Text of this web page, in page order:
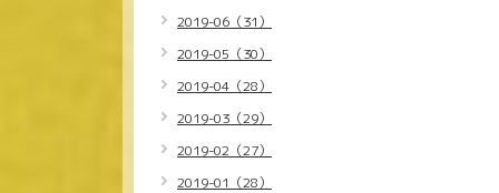
2019-06（31）
2019-05（30）
2019-04（28）
2019-03（29）
2019-02（27）
2019-01（28）